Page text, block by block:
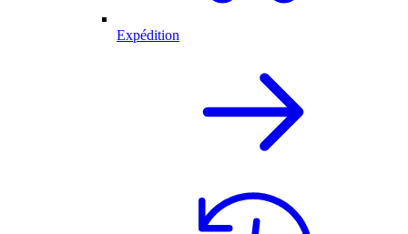
Expédition